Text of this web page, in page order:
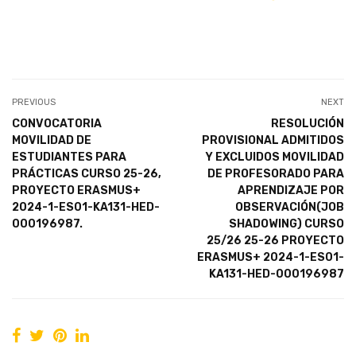
PREVIOUS
CONVOCATORIA
MOVILIDAD DE
ESTUDIANTES PARA
PRÁCTICAS CURSO 25-26,
PROYECTO ERASMUS+
2024-1-ES01-KA131-HED-
000196987.
NEXT
RESOLUCIÓN
PROVISIONAL ADMITIDOS
Y EXCLUIDOS MOVILIDAD
DE PROFESORADO PARA
APRENDIZAJE POR
OBSERVACIÓN(JOB
SHADOWING) CURSO
25/26 25-26 PROYECTO
ERASMUS+ 2024-1-ES01-
KA131-HED-000196987